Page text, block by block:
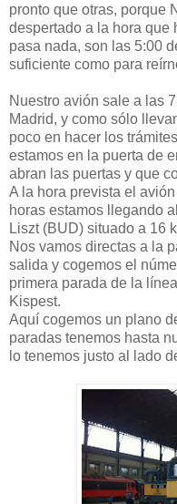
pronto que otras, porque
despertado a la hora que
pasa nada, son las 5:00
suficiente como para
Nuestro avión sale a las
Madrid, y como sólo
poco en hacer los
estamos en la puerta de
abran las puertas y que
A la hora prevista el
horas estamos llegando
Liszt (BUD) situado a 16
Nos vamos directas a la
salida y cogemos el
primera parada de la
Kispest.
Aquí cogemos un plano
paradas tenemos hasta
lo tenemos justo al lado